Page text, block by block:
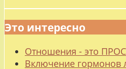
Это интересно
Отношения - это
Включение гормонов